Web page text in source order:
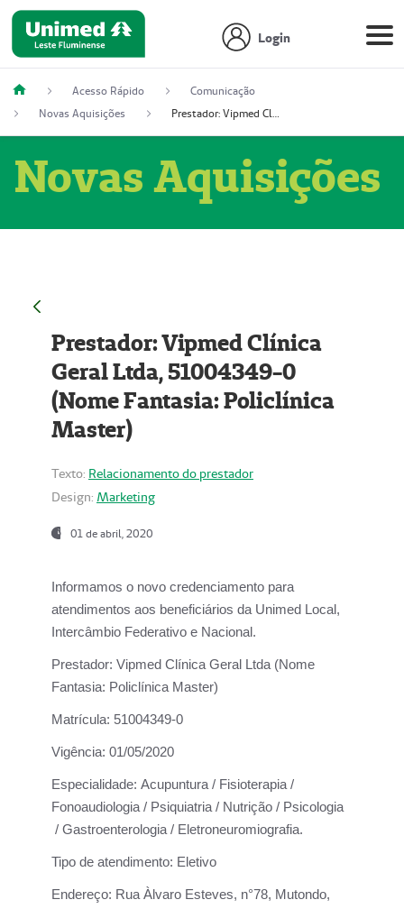
Login
Acesso Rápido
Comunicação
Novas Aquisições
Prestador: Vipmed Clínica Geral Ltda, 51004349-0 (Nome Fantasia: Policlínica Master)
Novas Aquisições
Prestador: Vipmed Clínica
Geral Ltda, 51004349-0
(Nome Fantasia: Policlínica
Master)
Texto: Relacionamento do prestador
Design: Marketing
01 de abril, 2020
Informamos o novo credenciamento para
atendimentos aos beneficiários da Unimed Local,
Intercâmbio Federativo e Nacional.
Prestador: Vipmed Clínica Geral Ltda (Nome
Fantasia: Policlínica Master)
Matrícula: 51004349-0
Vigência: 01/05/2020
Especialidade: Acupuntura / Fisioterapia /
Fonoaudiologia / Psiquiatria / Nutrição / Psicologia
/ Gastroenterologia / Eletroneuromiografia.
Tipo de atendimento: Eletivo
Endereço: Rua Àlvaro Esteves, n°78, Mutondo,